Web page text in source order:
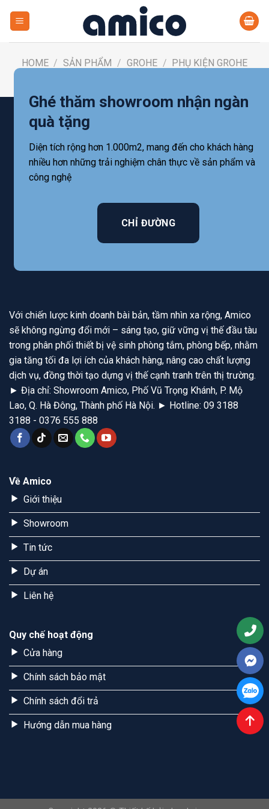
HOME / SẢN PHẨM / GROHE / PHỤ KIỆN GROHE
Ghé thăm showroom nhận ngàn
quà tặng
Diện tích rộng hơn 1.000m2, mang đến cho khách hàng
nhiều hơn những trải nghiệm chân thực về sản phẩm và
công nghệ
CHỈ ĐƯỜNG
Với chiến lược kinh doanh bài bản, tầm nhìn xa rộng, Amico
sẽ không ngừng đổi mới – sáng tạo, giữ vững vị thế đầu tàu
trong phân phối thiết bị vệ sinh phòng tắm, phòng bếp, nhằm
gia tăng tối đa lợi ích của khách hàng, nâng cao chất lượng
dịch vụ, đồng thời tạo dựng vị thế cạnh tranh trên thị trường.
► Địa chỉ: Showroom Amico, Phố Vũ Trọng Khánh, P. Mộ
Lao, Q. Hà Đông, Thành phố Hà Nội. ► Hotline: 09 3188
3188 - 0376 555 888
Về Amico
Giới thiệu
Showroom
Tin tức
Dự án
Liên hệ
Quy chế hoạt động
Cửa hàng
Chính sách bảo mật
Chính sách đổi trả
Hướng dẫn mua hàng